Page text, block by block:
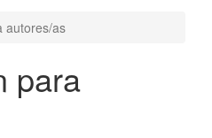
autores/as
para